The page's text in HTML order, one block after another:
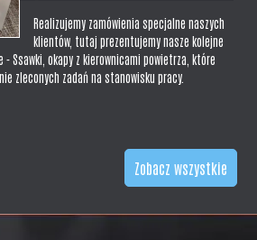
Realizujemy zamówienia specjalne naszych
klientów, tutaj prezentujemy nasze kolejne
- Ssawki, okapy z kierownicami powietrza, które
zleconych zadań na stanowisku pracy.
Zobacz wszystkie